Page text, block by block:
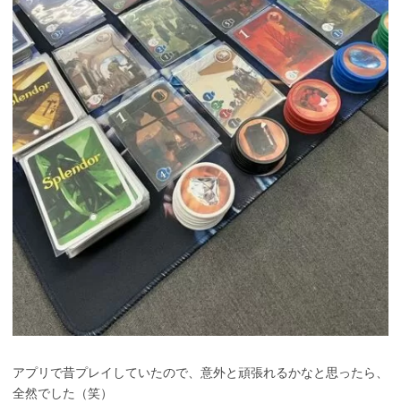
アプリで昔プレイしていたので、意外と頑張れるかなと思ったら、
全然でした（笑）